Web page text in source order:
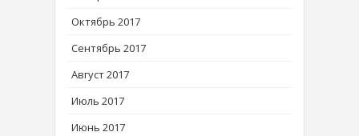
Октябрь 2017
Сентябрь 2017
Август 2017
Июль 2017
Июнь 2017